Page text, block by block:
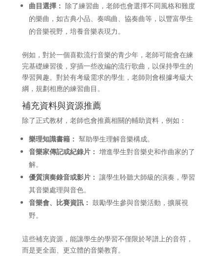
曲目選擇： 除了練習曲，老師也會選擇不同風格和難度
的樂曲，如古典小品、奏鳴曲、協奏曲等，以豐富學生
的音樂視野，培養音樂表現力。
例如，對於一個喜歡流行音樂的青少年，老師可能會在練
完基礎練習後，穿插一些改編的流行歌曲，以保持學生的
學習興趣。對於有考級需求的學生，老師則會根據考級大
綱，規劃相應的練習曲目。
補充資料與資源推薦
除了正式教材，老師也會推薦相關的輔助資料，例如：
樂理知識書籍： 幫助學生理解音樂構成。
音樂家傳記或紀錄片： 增進學生對音樂史和作曲家的了
解。
優質演奏錄音或影片： 讓學生聆聽大師級的演奏，學習
其音樂處理與音色。
音樂會、比賽資訊： 鼓勵學生參與音樂活動，擴展視
野。
這些補充資源，能讓學生的學習不僅限於琴譜上的音符，
而是更全面、更立體的音樂教育。